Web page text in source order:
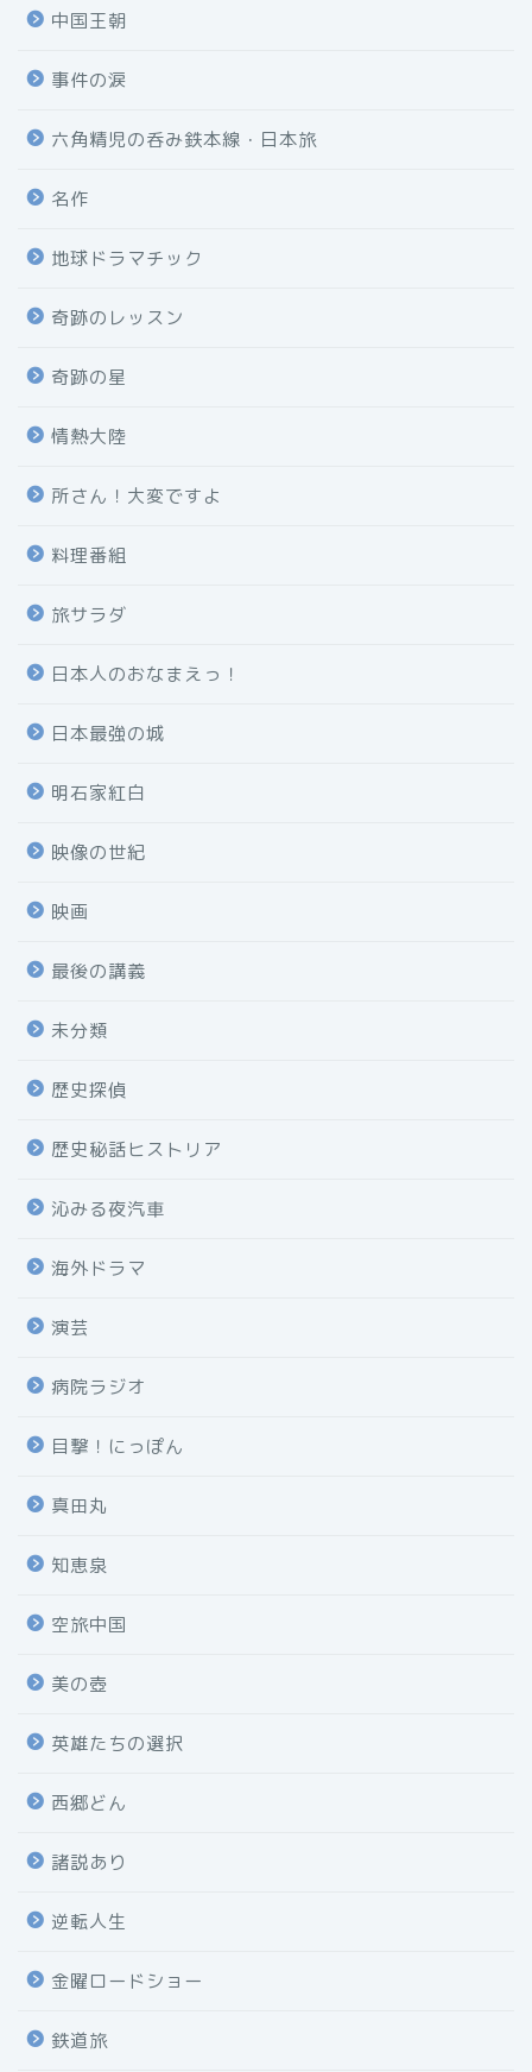
中国王朝
事件の涙
六角精児の呑み鉄本線・日本旅
名作
地球ドラマチック
奇跡のレッスン
奇跡の星
情熱大陸
所さん！大変ですよ
料理番組
旅サラダ
日本人のおなまえっ！
日本最強の城
明石家紅白
映像の世紀
映画
最後の講義
未分類
歴史探偵
歴史秘話ヒストリア
沁みる夜汽車
海外ドラマ
演芸
病院ラジオ
目撃！にっぽん
真田丸
知恵泉
空旅中国
美の壺
英雄たちの選択
西郷どん
諸説あり
逆転人生
金曜ロードショー
鉄道旅